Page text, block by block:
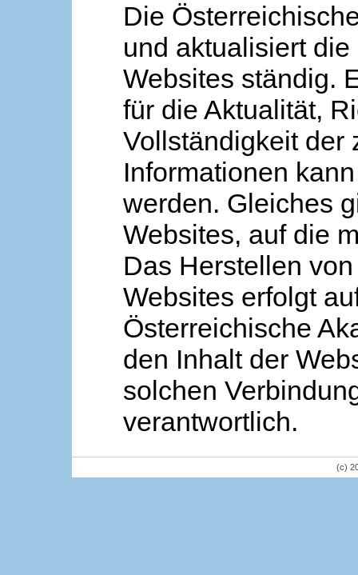
Die
und aktualisiert
Websites ständig.
für die Aktualität,
Vollständigkeit der
Informationen
werden. Gleiches
Websites, auf die
Das Herstellen
Websites erfolgt
Österreichische
den Inhalt der
solchen
verantwortlich.
(c)